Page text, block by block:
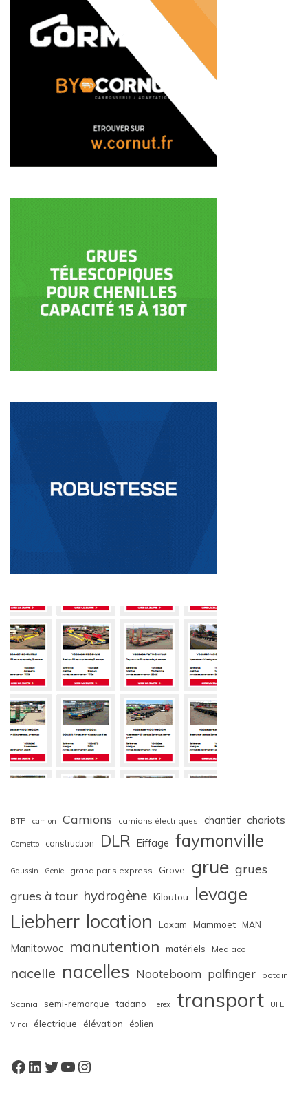
BTP camion Camions camions électriques chantier chariots
Cometto construction DLR Eiffage faymonville
Gaussin Genie grand paris express Grove grue grues
grues à tour hydrogène Kiloutou levage
Liebherr location Loxam Mammoet MAN
Manitowoc manutention matériels Mediaco
nacelle nacelles Nooteboom palfinger potain
Scania semi-remorque tadano Terex transport UFL
Vinci électrique élévation éolien
Facebook
LinkedIn
Twitter
YouTube
Instagram